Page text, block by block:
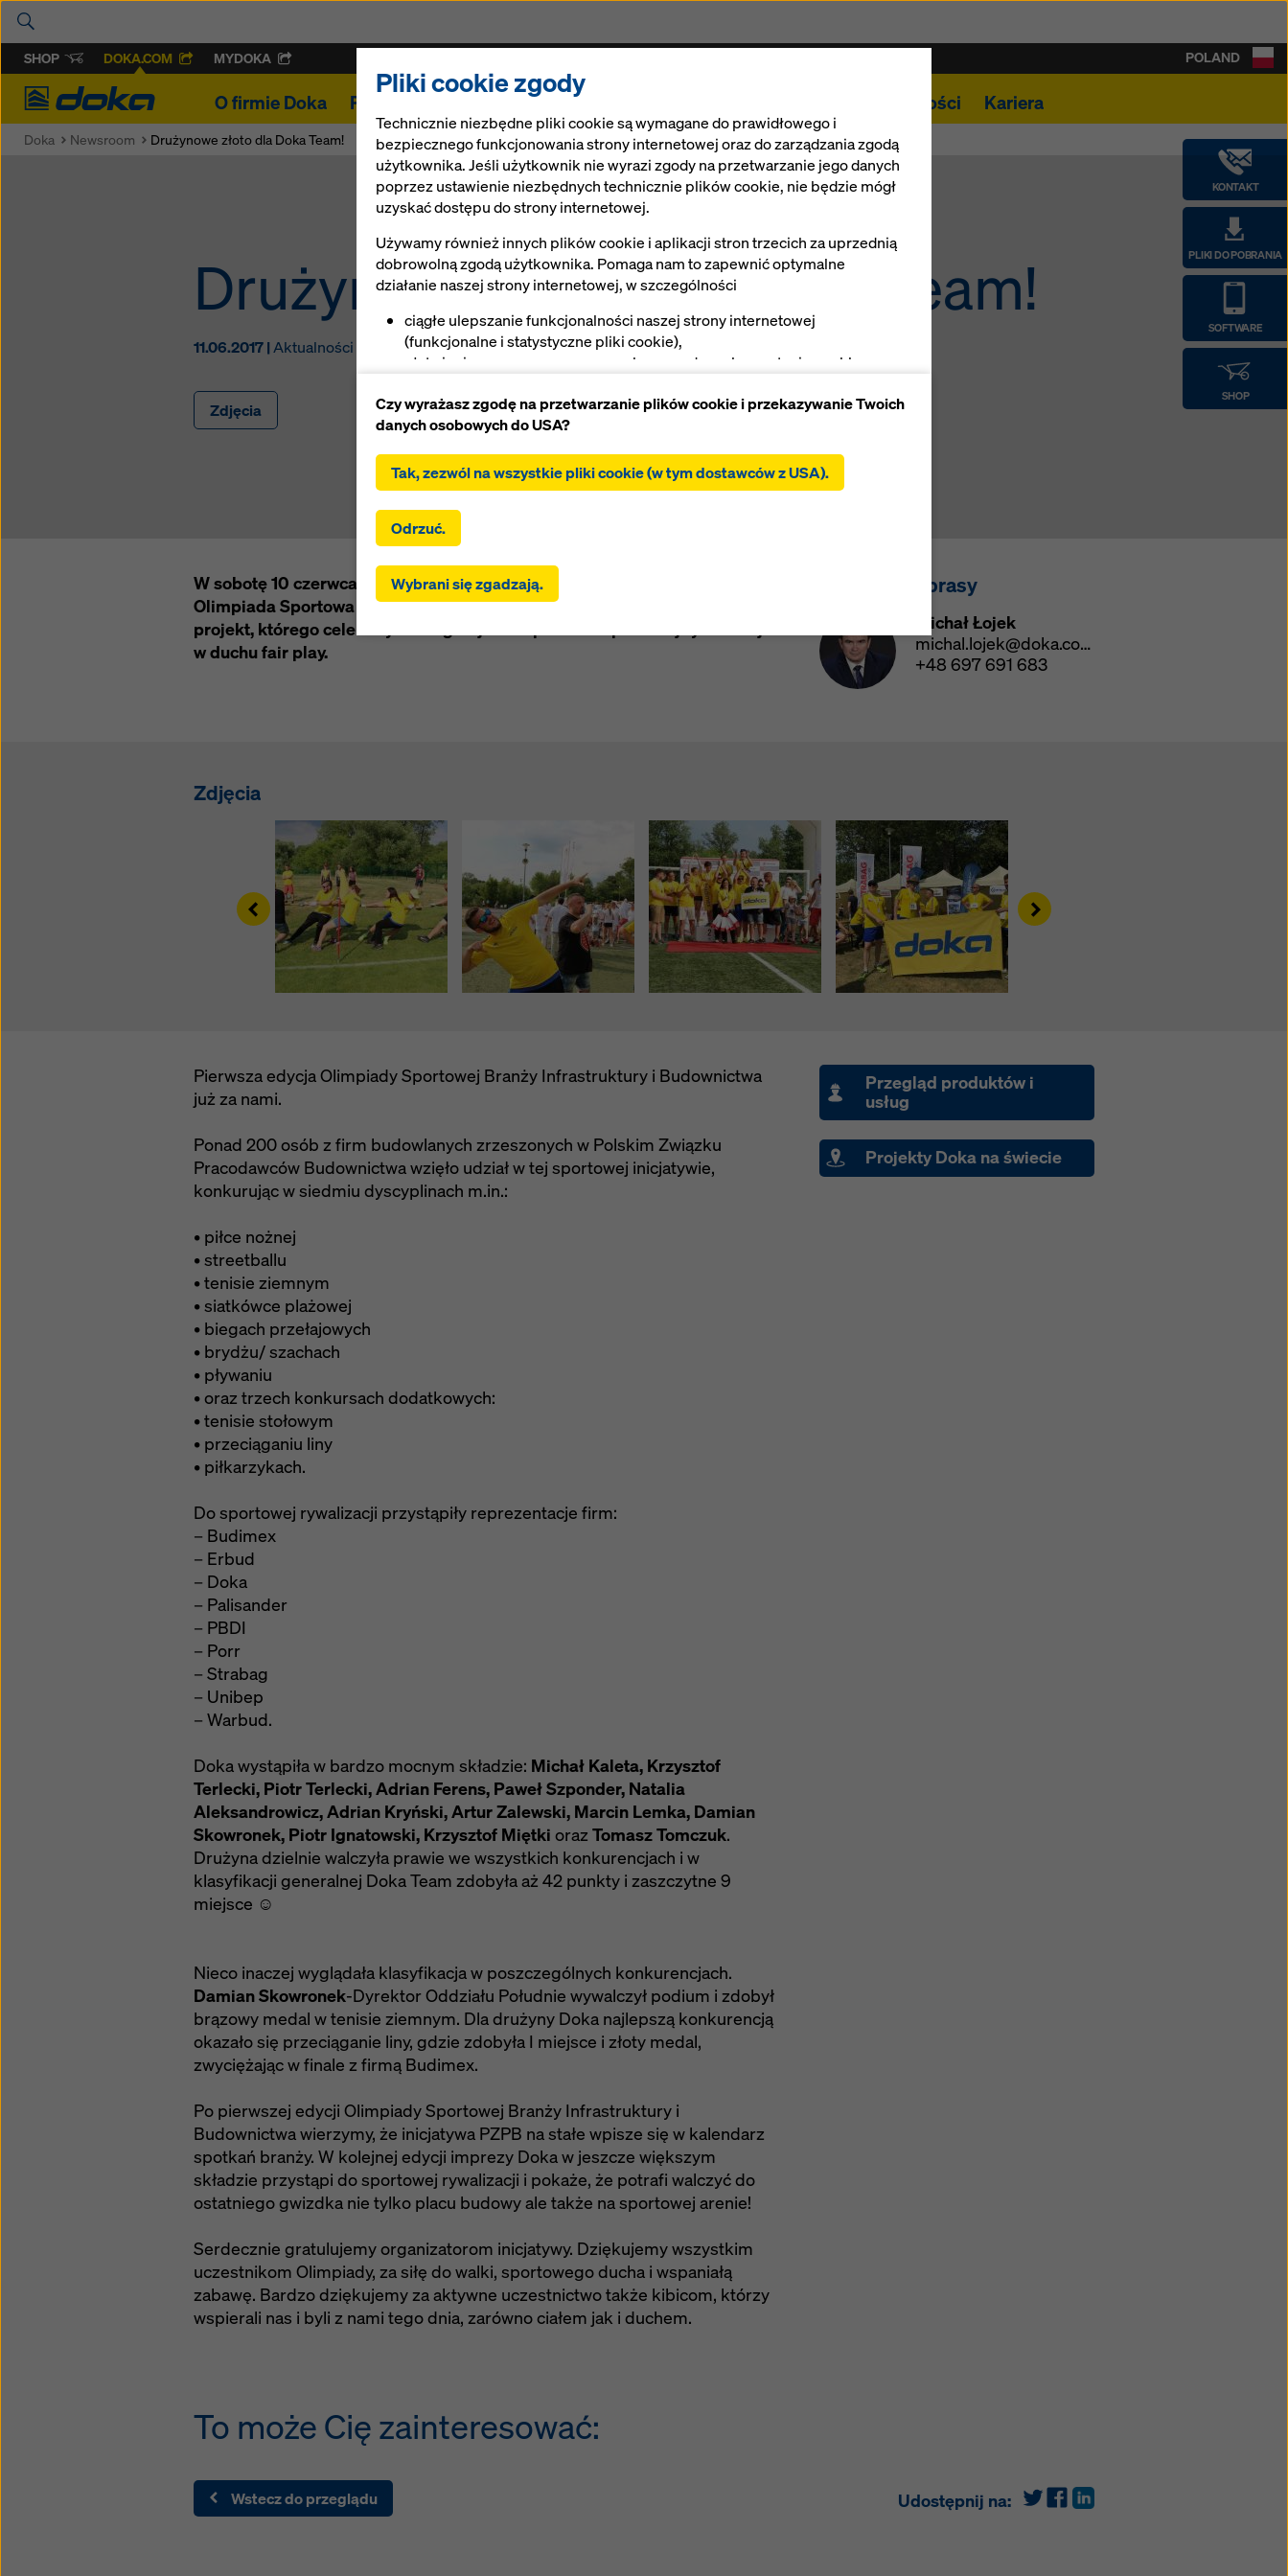
SHOP DOKA.COM MYDOKA
Doka
O firmie Doka Projekty Rozwiązania Ringlock Aktualności Kariera
KONTAKT
PLIKI DO POBRANIA
SOFTWARE
SHOP
POLAND
Doka Newsroom Drużynowe złoto dla Doka Team!
Drużynowe złoto dla Doka Team!
11.06.2017 |Aktualności
Zdjęcia
W sobotę 10 czerwca 2017 r. w podwarszawskim Józefowie odbyła się I
Olimpiada Sportowa Branży Infrastruktury i Budownictwa – pilotażowy
projekt, którego celem była integracja firm podczas sportowej rywalizacji i
w duchu fair play.
Kontakt dla prasy
Michał Łojek
michal.lojek@doka.com
+48 697 691 683
Zdjęcia
Left Right
Pierwsza edycja Olimpiady Sportowej Branży Infrastruktury i Budownictwa
już za nami.
Ponad 200 osób z firm budowlanych zrzeszonych w Polskim Związku
Pracodawców Budownictwa wzięło udział w tej sportowej inicjatywie,
konkurując w siedmiu dyscyplinach m.in.:
• piłce nożnej
• streetballu
• tenisie ziemnym
• siatkówce plażowej
• biegach przełajowych
• brydżu/ szachach
• pływaniu
• oraz trzech konkursach dodatkowych:
• tenisie stołowym
• przeciąganiu liny
• piłkarzykach.
Do sportowej rywalizacji przystąpiły reprezentacje firm:
– Budimex
– Erbud
– Doka
– Palisander
– PBDI
– Porr
– Strabag
– Unibep
– Warbud.
Doka wystąpiła w bardzo mocnym składzie: Michał Kaleta, Krzysztof
Terlecki, Piotr Terlecki, Adrian Ferens, Paweł Szponder, Natalia
Aleksandrowicz, Adrian Kryński, Artur Zalewski, Marcin Lemka, Damian
Skowronek, Piotr Ignatowski, Krzysztof Miętki oraz Tomasz Tomczuk.
Drużyna dzielnie walczyła prawie we wszystkich konkurencjach i w
klasyfikacji generalnej Doka Team zdobyła aż 42 punkty i zaszczytne 9
miejsce ☺
Nieco inaczej wyglądała klasyfikacja w poszczególnych konkurencjach.
Damian Skowronek-Dyrektor Oddziału Południe wywalczył podium i zdobył
brązowy medal w tenisie ziemnym. Dla drużyny Doka najlepszą konkurencją
okazało się przeciąganie liny, gdzie zdobyła I miejsce i złoty medal,
zwyciężając w finale z firmą Budimex.
Po pierwszej edycji Olimpiady Sportowej Branży Infrastruktury i
Budownictwa wierzymy, że inicjatywa PZPB na stałe wpisze się w kalendarz
spotkań branży. W kolejnej edycji imprezy Doka w jeszcze większym
składzie przystąpi do sportowej rywalizacji i pokaże, że potrafi walczyć do
ostatniego gwizdka nie tylko placu budowy ale także na sportowej arenie!
Serdecznie gratulujemy organizatorom inicjatywy. Dziękujemy wszystkim
uczestnikom Olimpiady, za siłę do walki, sportowego ducha i wspaniałą
zabawę. Bardzo dziękujemy za aktywne uczestnictwo także kibicom, którzy
wspierali nas i byli z nami tego dnia, zarówno ciałem jak i duchem.
Przegląd produktów i
usług
Projekty Doka na świecie
To może Cię zainteresować:
Udostępnij na:
Wstecz do przeglądu
Pliki cookie zgody
Technicznie niezbędne pliki cookie są wymagane do prawidłowego i
bezpiecznego funkcjonowania strony internetowej oraz do zarządzania zgodą
użytkownika. Jeśli użytkownik nie wyrazi zgody na przetwarzanie jego danych
poprzez ustawienie niezbędnych technicznie plików cookie, nie będzie mógł
uzyskać dostępu do strony internetowej.
Używamy również innych plików cookie i aplikacji stron trzecich za uprzednią
dobrowolną zgodą użytkownika. Pomaga nam to zapewnić optymalne
działanie naszej strony internetowej, w szczególności
ciągłe ulepszanie funkcjonalności naszej strony internetowej
(funkcjonalne i statystyczne pliki cookie),
ułatwienie sprawnego procesu zakupu podczas korzystania ze sklepu
zapewnienie użytkownikowi odpowiednich reklam na niektórych
platformach (marketingowe pliki cookie).
Klikając „Zezwól na wszystkie pliki cookie (w tym dostawców z USA)”,
Klikając „Zgadzam się na wybrane”, użytkownik wyraża zgodę na pliki cookie
wybrane za pomocą pól wyboru. Może to również wiązać się z
przekazywaniem danych do krajów trzecich, takich jak USA. Jeśli wybrane
ustawienia obejmują również dostawców, którzy przekazują dane do krajów
trzecich, w których nie ma decyzji stwierdzającej odpowiedni stopień ochrony
RODO, zgoda użytkownika obejmuje również to. Może istnieć ryzyko, że dane
użytkownika przesłane w ten sposób mogą podlegać dostępowi organów w
podawania przyczyny, klikając
ustawienia plików cookie
na dole tej witryny.
Więcej informacji na temat naszych plików cookie można znaleźć
w naszej
polityce prywatności . Oferujemy również opcję wyboru plików cookie
(zaawansowane ustawienia plików cookie).
Czy wyrażasz zgodę na przetwarzanie plików cookie i przekazywanie Twoich
danych osobowych do USA?
Tak, zezwól na wszystkie pliki cookie (w tym dostawców z USA).
Odrzuć.
Wybrani się zgadzają.